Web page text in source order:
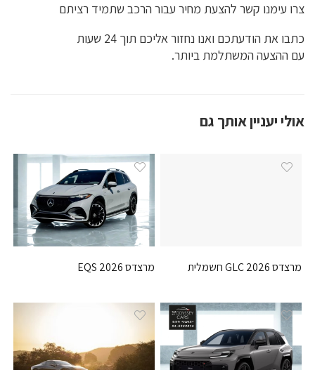
צרו עימנו קשר להצעת מחיר עבור הרכב שתמיד רציתם
כתבו את הודעתכם ואנו נחזור אליכם תוך 24 שעות
עם ההצעה המשתלמת ביותר.
אולי יעניין אותך גם
מרצדס GLC 2026 חשמלית מרצדס EQS 2026